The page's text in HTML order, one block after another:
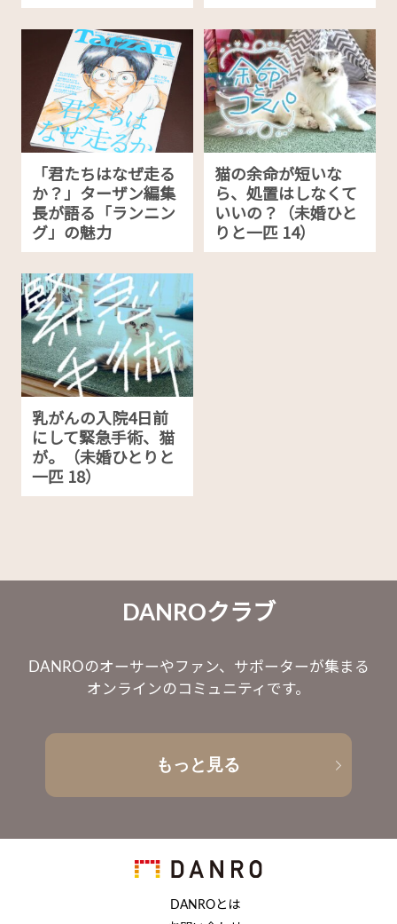
「君たちはなぜ走る
か？」ターザン編集
長が語る「ランニン
グ」の魅力
猫の余命が短いな
ら、処置はしなくて
いいの？（未婚ひと
りと一匹 14）
乳がんの入院4日前
にして緊急手術、猫
が。（未婚ひとりと
一匹 18）
DANROクラブ
DANROのオーサーやファン、サポーターが集まる
オンラインのコミュニティです。
もっと見る
DANROとは